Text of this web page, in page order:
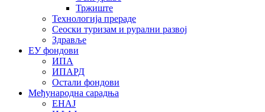
Тржиште
Технологија прераде
Сеоски туризам и рурални развој
Здравље
ЕУ фондови
ИПА
ИПАРД
Остали фондови
Међународна сарадња
ЕНАЈ